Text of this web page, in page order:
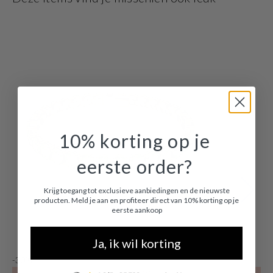
-30%
10% korting op je
eerste order?
Krijg toegang tot exclusieve aanbiedingen en de nieuwste
producten. Meld je aan en profiteer direct van 10% korting op je
eerste aankoop
Ja, ik wil korting